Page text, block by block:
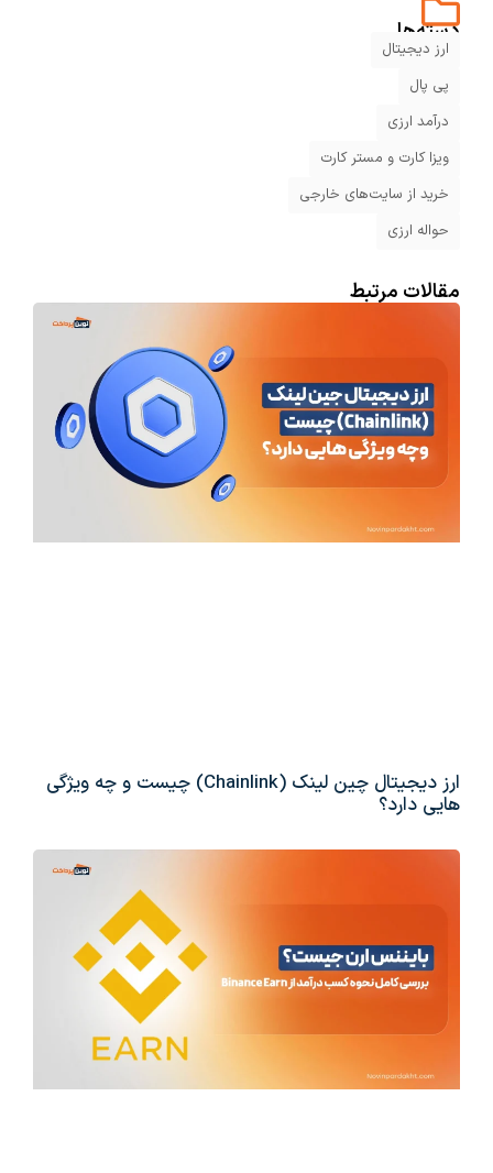
دسته‌ها
ارز دیجیتال
پی پال
درآمد ارزی
ویزا کارت و مستر کارت
خرید از سایت‌های خارجی
حواله ارزی
مقالات مرتبط
ارز دیجیتال چین لینک (Chainlink) چیست و چه ویژگی
هایی دارد؟